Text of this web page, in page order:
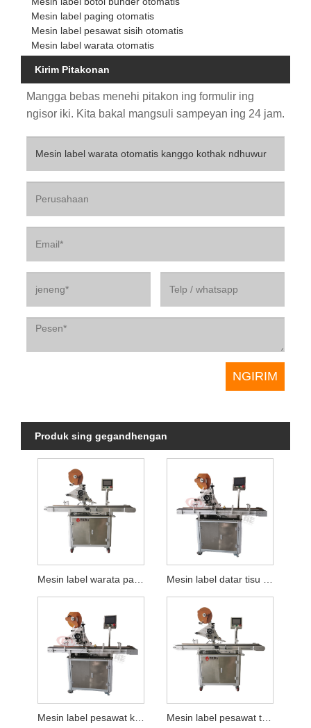
Mesin label paging otomatis
Mesin label pesawat sisih otomatis
Mesin label warata otomatis
Kirim Pitakonan
Mangga bebas menehi pitakon ing formulir ing
ngisor iki. Kita bakal mangsuli sampeyan ing 24 jam.
Produk sing gegandhengan
Mesin label pesawat kothak seger otomatis